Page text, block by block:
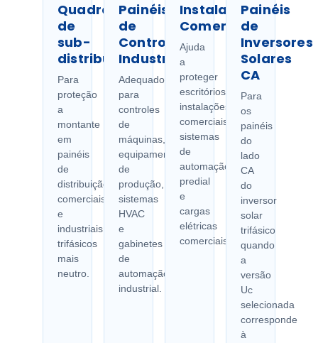
Quadros
de
sub-
distribuição
Para
proteção
a
montante
em
painéis
de
distribuição
comerciais
e
industriais
trifásicos
mais
neutro.
Painéis
de
Controle
Industrial
Adequado
para
controles
de
máquinas,
equipamentos
de
produção,
sistemas
HVAC
e
gabinetes
de
automação
industrial.
Instalações
Comerciais
Ajuda
a
proteger
escritórios,
instalações
comerciais,
sistemas
de
automação
predial
e
cargas
elétricas
comerciais.
Painéis
de
Inversores
Solares
CA
Para
os
painéis
do
lado
CA
do
inversor
solar
trifásico
quando
a
versão
Uc
selecionada
corresponde
à